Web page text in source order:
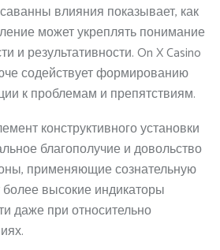
влияния показывает, как
может укреплять понимание
и результативности. On X Casino
содействует формированию
к проблемам и препятствиям.
конструктивного установки
благополучие и довольство
применяющие сознательную
высокие индикаторы
даже при относительно